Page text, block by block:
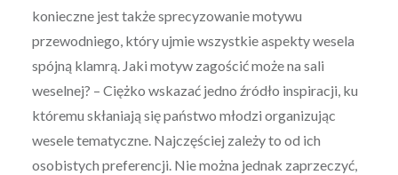
konieczne jest także sprecyzowanie motywu
przewodniego, który ujmie wszystkie aspekty wesela
spójną klamrą. Jaki motyw zagościć może na sali
weselnej? – Ciężko wskazać jedno źródło inspiracji, ku
któremu skłaniają się państwo młodzi organizując
wesele tematyczne. Najczęściej zależy to od ich
osobistych preferencji. Nie można jednak zaprzeczyć,